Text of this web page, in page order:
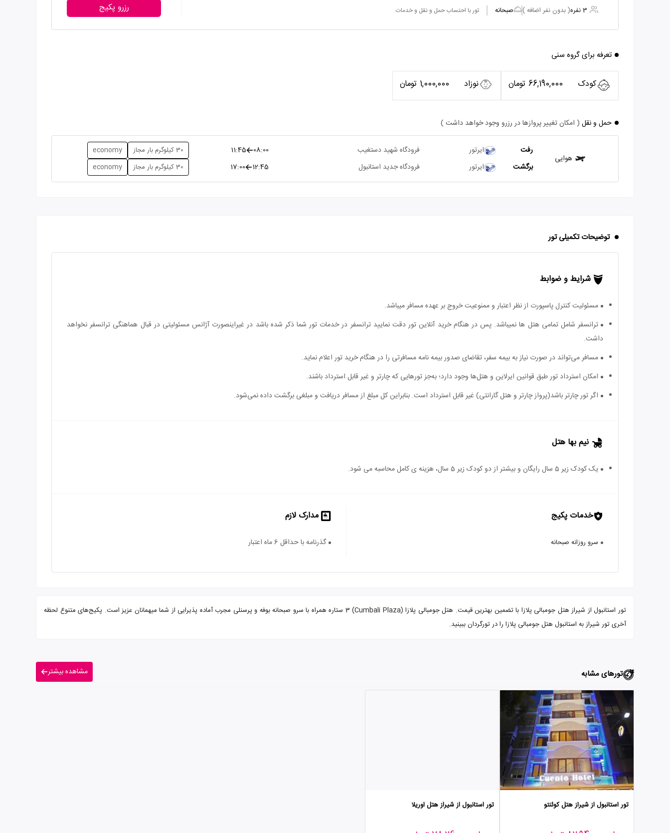
3 نفره ( بدون نفر اضافه ) صبحانه تور با احتساب حمل و نقل و خدمات
رزرو پکیج
تعرفه برای گروه سنی
کودک 66,190,000 تومان نوزاد 1,000,000 تومان
حمل و نقل ( امکان تغییر پروازها در رزرو وجود خواهد داشت )
هوایی
رفت ایرتور فرودگاه شهید دستغیب 08:00
11:45 30 کیلوگرم بار مجاز economy
برگشت ایرتور فرودگاه جدید استانبول 12:45
17:00 30 کیلوگرم بار مجاز economy
توضیحات تکمیلی تور
شرایط و ضوابط
مسئولیت کنترل پاسپورت از نظر اعتبار و ممنوعیت خروج بر عهده مسافر میباشد.
ترانسفر شامل تمامی هتل ها نمیباشد. پس در هنگام خرید آنلاین تور دقت نمایید ترانسفر در خدمات تور شما ذکر شده باشد در غیراینصورت آژانس مسئولیتی در قبال هماهنگی ترانسفر نخواهد
داشت.
مسافر می‌تواند در صورت نیاز به بیمه سفر، تقاضای صدور بیمه نامه مسافرتی را در هنگام خرید تور اعلام نماید.
امکان استرداد تور طبق قوانین ایرلاین و هتل‌ها وجود دارد؛ به‌جز تورهایی که چارتر و غیر قابل استرداد باشند.
اگر تور چارتر باشد(پرواز چارتر و هتل گارانتی) غیر قابل استرداد است. بنابراین کل مبلغ از مسافر دریافت و مبلغی برگشت داده نمی‌شود.
نیم بها هتل
یک کودک زیر 5 سال رایگان و بیشتر از دو کودک زیر 5 سال، هزینه ی کامل محاسبه می شود.
خدمات پکیج
سرو روزانه صبحانه
مدارک لازم
گذرنامه با حداقل 6 ماه اعتبار
تور استانبول از شیراز هتل جومبالی پلازا با تضمین بهترین قیمت. هتل جومبالی پلازا (Cumbali Plaza) 3 ستاره همراه با سرو صبحانه بوفه و پرسنلی مجرب آماده پذیرایی از شما میهمانان عزیز است. پکیج‌های متنوع لحظه
آخری تور شیراز به استانبول هتل جومبالی پلازا را در تورگردان ببینید.
تورهای مشابه مشاهده بیشتر
تور استانبول از شیراز هتل کوئنتو تور استانبول از شیراز هتل اوریلا